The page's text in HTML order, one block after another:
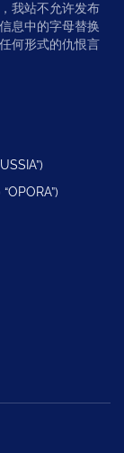
我站不允许发布
息中的字母替换
何形式的仇恨言